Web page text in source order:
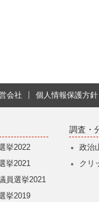
会社 個人情報保護方針
挙2022
挙2021
員選挙2021
挙2019
調査・
政治
クリ